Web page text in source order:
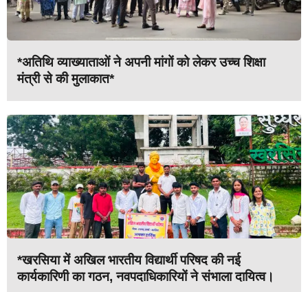
*अतिथि व्याख्याताओं ने अपनी मांगों को लेकर उच्च शिक्षा
मंत्री से की मुलाकात*
*खरसिया में अखिल भारतीय विद्यार्थी परिषद की नई
कार्यकारिणी का गठन, नवपदाधिकारियों ने संभाला दायित्व।